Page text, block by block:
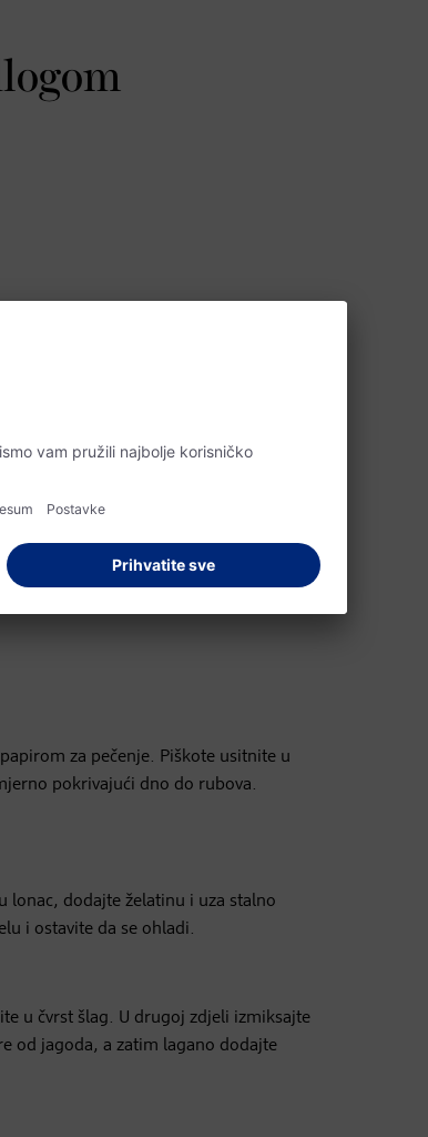
za pečenje. Piškote usitnite u
pokrivajući dno do rubova.
lonac, dodajte želatinu i uza stalno
i ostavite da se ohladi.
u čvrst šlag. U drugoj zdjeli izmiksajte
od jagoda, a zatim lagano dodajte